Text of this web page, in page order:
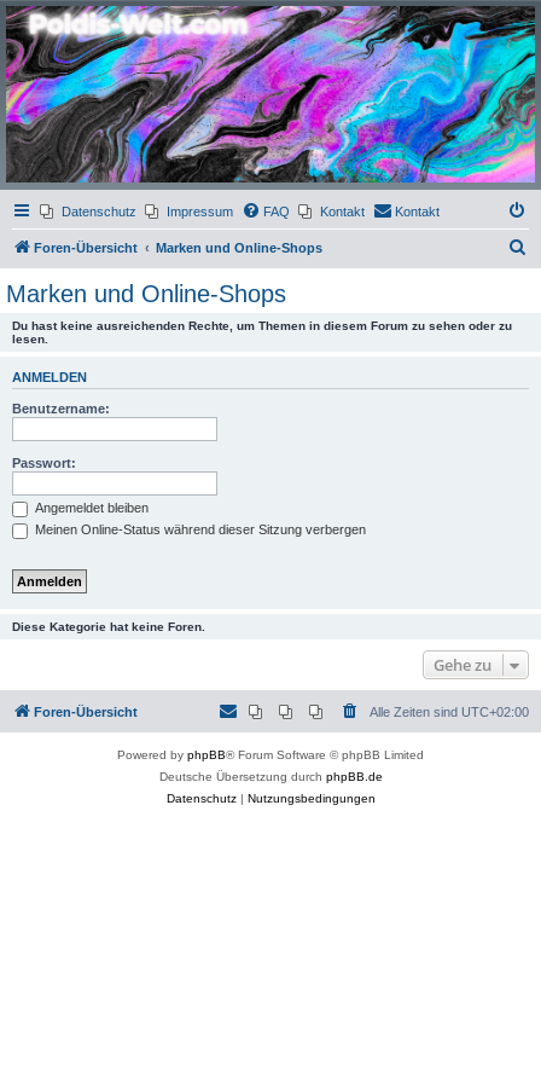
Poldis-Welt.com
Das Forum für Jeans, Sportswear, grosse Grössen und Accessoires
Datenschutz Impressum FAQ Kontakt Kontakt
Foren-Übersicht Marken und Online-Shops
Marken und Online-Shops
Du hast keine ausreichenden Rechte, um Themen in diesem Forum zu sehen oder zu
lesen.
ANMELDEN
Benutzername:
Passwort:
Angemeldet bleiben
Meinen Online-Status während dieser Sitzung verbergen
Diese Kategorie hat keine Foren.
Gehe zu
Foren-Übersicht Alle Zeiten sind UTC+02:00
Powered by phpBB® Forum Software © phpBB Limited
Deutsche Übersetzung durch phpBB.de
Datenschutz| Nutzungsbedingungen